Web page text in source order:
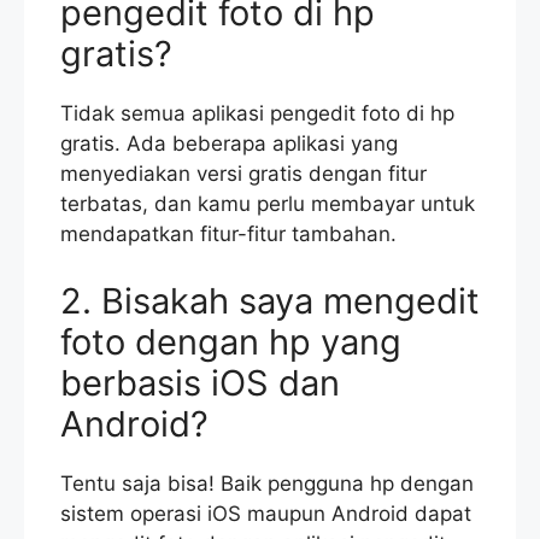
pengedit foto di hp
gratis?
Tidak semua aplikasi pengedit foto di hp
gratis. Ada beberapa aplikasi yang
menyediakan versi gratis dengan fitur
terbatas, dan kamu perlu membayar untuk
mendapatkan fitur-fitur tambahan.
2. Bisakah saya mengedit
foto dengan hp yang
berbasis iOS dan
Android?
Tentu saja bisa! Baik pengguna hp dengan
sistem operasi iOS maupun Android dapat